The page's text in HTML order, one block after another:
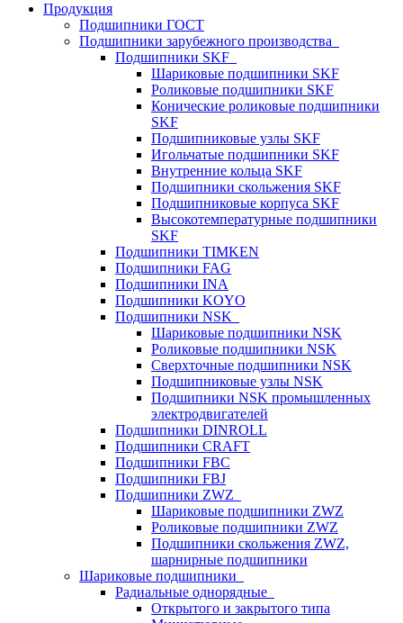
Продукция
Подшипники ГОСТ
Подшипники зарубежного производства
Подшипники SKF
Шариковые подшипники SKF
Роликовые подшипники SKF
Конические роликовые подшипники
SKF
Подшипниковые узлы SKF
Игольчатые подшипники SKF
Внутренние кольца SKF
Подшипники скольжения SKF
Подшипниковые корпуса SKF
Высокотемпературные подшипники
SKF
Подшипники TIMKEN
Подшипники FAG
Подшипники INA
Подшипники KOYO
Подшипники NSK
Шариковые подшипники NSK
Роликовые подшипники NSK
Сверхточные подшипники NSK
Подшипниковые узлы NSK
Подшипники NSK промышленных
электродвигателей
Подшипники DINROLL
Подшипники CRAFT
Подшипники FBC
Подшипники FBJ
Подшипники ZWZ
Шариковые подшипники ZWZ
Роликовые подшипники ZWZ
Подшипники скольжения ZWZ,
шарнирные подшипники
Шариковые подшипники
Радиальные однорядные
Открытого и закрытого типа